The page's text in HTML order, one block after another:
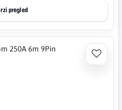
pregled